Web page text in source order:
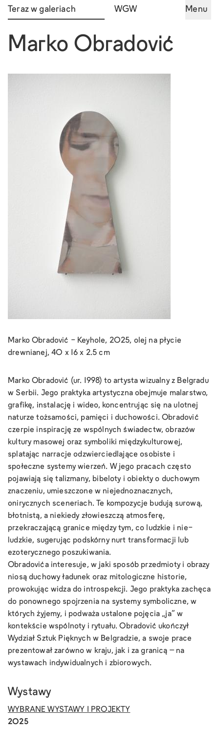
Teraz w galeriach WGW Menu
Marko Obradović
Marko Obradović - Keyhole, 2025, olej na płycie
drewnianej, 40 x 16 x 2.5 cm
Marko Obradović (ur. 1998) to artysta wizualny z Belgradu
w Serbii. Jego praktyka artystyczna obejmuje malarstwo,
grafikę, instalację i wideo, koncentrując się na ulotnej
naturze tożsamości, pamięci i duchowości. Obradović
czerpie inspirację ze wspólnych świadectw, obrazów
kultury masowej oraz symboliki międzykulturowej,
splatając narracje odzwierciedlające osobiste i
społeczne systemy wierzeń. W jego pracach często
pojawiają się talizmany, bibeloty i obiekty o duchowym
znaczeniu, umieszczone w niejednoznacznych,
onirycznych sceneriach. Te kompozycje budują surową,
błotnistą, a niekiedy złowieszczą atmosferę,
przekraczającą granice między tym, co ludzkie i nie-
ludzkie, sugerując podskórny nurt transformacji lub
ezoterycznego poszukiwania.
Obradovića interesuje, w jaki sposób przedmioty i obrazy
niosą duchowy ładunek oraz mitologiczne historie,
prowokując widza do introspekcji. Jego praktyka zachęca
do ponownego spojrzenia na systemy symboliczne, w
których żyjemy, i podważa ustalone pojęcia „ja” w
kontekście wspólnoty i rytuału. Obradović ukończył
Wydział Sztuk Pięknych w Belgradzie, a swoje prace
prezentował zarówno w kraju, jak i za granicą – na
wystawach indywidualnych i zbiorowych.
Wystawy
WYBRANE WYSTAWY I PROJEKTY
2025